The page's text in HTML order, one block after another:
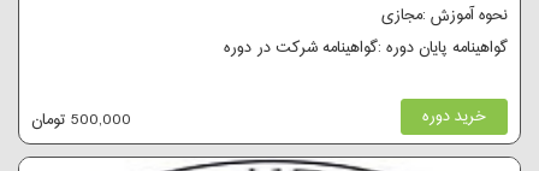
نحوه آموزش :مجازی
گواهینامه پایان دوره :گواهینامه شرکت در دوره
خرید دوره 500,000 تومان